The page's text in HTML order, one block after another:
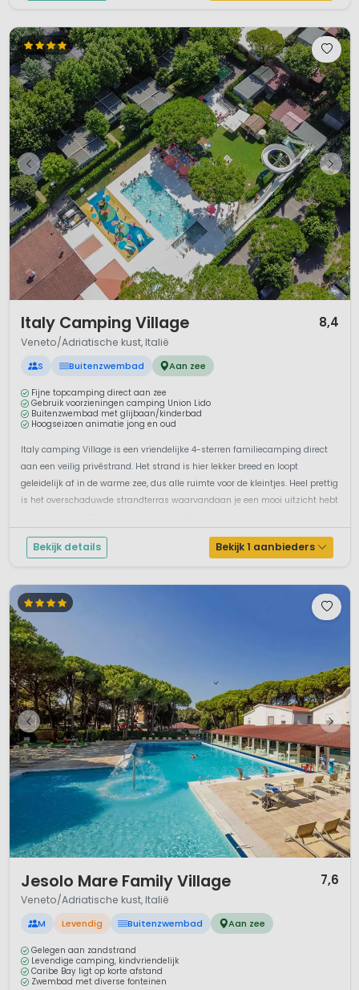
Italy Camping Village 8,4
Veneto/Adriatische kust, Italië
S Buitenzwembad Aan zee
Fijne topcamping direct aan zee
Gebruik voorzieningen camping Union Lido
Buitenzwembad met glijbaan/kinderbad
Hoogseizoen animatie jong en oud
Italy camping Village is een vriendelijke 4-sterren familiecamping direct
aan een veilig privéstrand. Het strand is hier lekker breed en loopt
geleidelijk af in de warme zee, dus alle ruimte voor de kleintjes. Heel prettig
is het overschaduwde strandterras waarvandaan je een mooi uitzicht hebt
Bekijk details Bekijk 1 aanbieders
Jesolo Mare Family Village 7,6
Veneto/Adriatische kust, Italië
M Levendig Buitenzwembad Aan zee
Gelegen aan zandstrand
Levendige camping, kindvriendelijk
Caribe Bay ligt op korte afstand
Zwembad met diverse fonteinen